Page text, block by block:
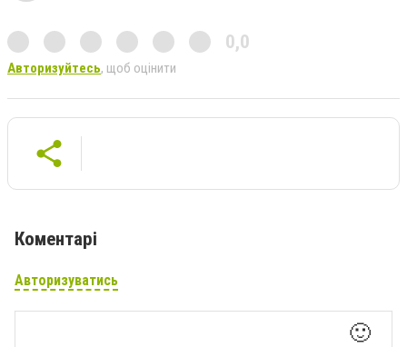
0,0
Авторизуйтесь, щоб оцінити
Коментарі
Авторизуватись
🙂